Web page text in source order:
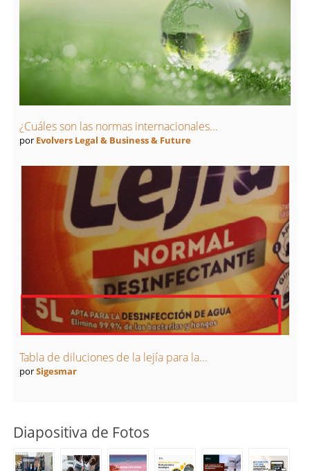
¿Cuáles son las normas internacionales...
por Evolvers Legal & Business & Future
Tabla de diluciones de la lejía para la...
porSigesmar
Diapositiva de Fotos